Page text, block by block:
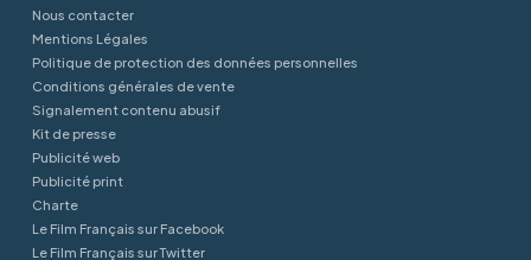
Nous contacter
Mentions Légales
Politique de protection des données personnelles
Conditions générales de vente
Signalement contenu abusif
Kit de presse
Publicité web
Publicité print
Charte
Le Film Français sur Facebook
Le Film Français sur Twitter